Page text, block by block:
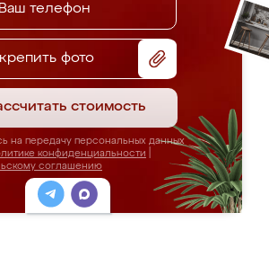
фото
стоимость
на передачу персональных данных
конфиденциальности
соглашению